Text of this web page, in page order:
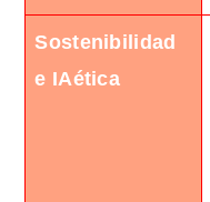
Sostenibilidad
e IAética